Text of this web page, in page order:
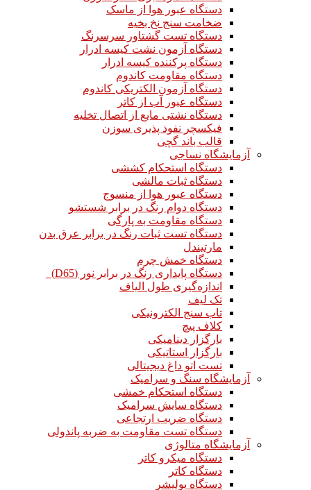
دستگاه عبور هوا از ماسک
ضخامت سنج نخ بخیه
دستگاه تست گشتاور سرسرنگ
دستگاه آزمون نشت کیسه ادرار
دستگاه پرکننده کیسه ادرار
دستگاه مقاومت کاندوم
دستگاه آزمون الکتریکی کاندوم
دستگاه عبور آب از کاتر
دستگاه نشتی مایع از اتصال تخلیه
فیکسچر نفوذ پذیری سوزن
قالب باند گچی
آزمایشگاه نساجی
دستگاه استحکام کششی
دستگاه ثبات مالشی
دستگاه عبور هوا از منسوج
دستگاه دوام رنگ در برابر شستشو
دستگاه مقاومت به پارگی
دستگاه تست ثبات رنگ در برابر عرق بدن
مارتیندل
دستگاه خمش چرم
دستگاه پایداری رنگ در برابر نور (D65)
اندازه‌گیری طول الیاف
تک لیف
تاب سنج الکترونیکی
کلاف پیچ
بارگزار دینامیکی
بارگزار استاتیکی
تست اتو داغ دیجیتالی
آزمایشگاه سنگ و سرامیک
دستگاه استحکام خمشی
دستگاه سایش سرامیک
دستگاه ضریب ارتجاعی
دستگاه تست مقاومت به ضربه پاندولی
آزمایشگاه متالوژی
دستگاه میکرو کاتر
دستگاه کاتر
دستگاه پولیشر